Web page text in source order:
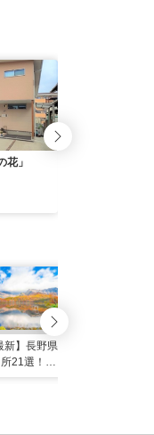
花」
新】長野県
21選！ド